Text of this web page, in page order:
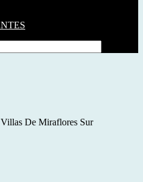
De Miraflores Sur